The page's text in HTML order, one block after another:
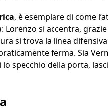
, è esemplare di come
si accentra, grazie
si trova la linea
ferma. Sia
specchio della porta,